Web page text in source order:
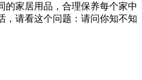
家居用品，合理保养每个家中
，请看这个问题：请问你知不知